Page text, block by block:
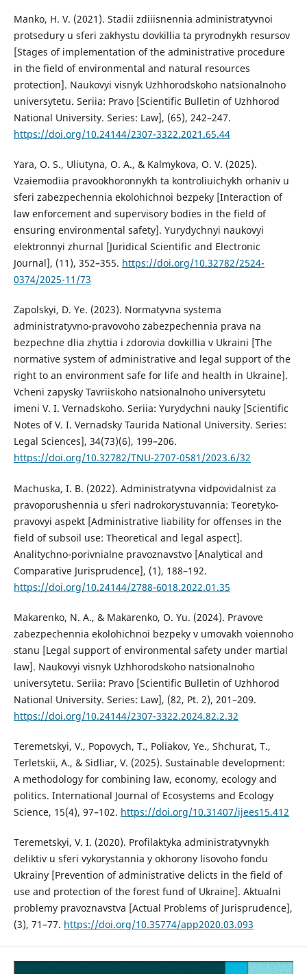
Manko, H. V. (2021). Stadii zdiiisnennia administratyvnoi
protsedury u sferi zakhystu dovkillia ta pryrodnykh resursov
[Stages of implementation of the administrative procedure
in the field of environmental and natural resources
protection]. Naukovyi visnyk Uzhhorodskoho natsionalnoho
universytetu. Seriia: Pravo [Scientific Bulletin of Uzhhorod
National University. Series: Law], (65), 242–247.
https://doi.org/10.24144/2307-3322.2021.65.44
Yara, O. S., Uliutyna, O. A., & Kalmykova, O. V. (2025).
Vzaiemodiia pravookhoronnykh ta kontroliuichykh orhaniv u
sferi zabezpechennia ekolohichnoi bezpeky [Interaction of
law enforcement and supervisory bodies in the field of
ensuring environmental safety]. Yurydychnyi naukovyi
elektronnyi zhurnal [Juridical Scientific and Electronic
Journal], (11), 352–355. https://doi.org/10.32782/2524-
0374/2025-11/73
Zapolskyi, D. Ye. (2023). Normatyvna systema
administratyvno-pravovoho zabezpechennia prava na
bezpechne dlia zhyttia i zdorovia dovkillia v Ukraini [The
normative system of administrative and legal support of the
right to an environment safe for life and health in Ukraine].
Vcheni zapysky Tavriiskoho natsionalnoho universytetu
imeni V. I. Vernadskoho. Seriia: Yurydychni nauky [Scientific
Notes of V. I. Vernadsky Taurida National University. Series:
Legal Sciences], 34(73)(6), 199–206.
https://doi.org/10.32782/TNU-2707-0581/2023.6/32
Machuska, I. B. (2022). Administratyvna vidpovidalnist za
pravoporushennia u sferi nadrokorystuvannia: Teoretyko-
pravovyi aspekt [Administrative liability for offenses in the
field of subsoil use: Theoretical and legal aspect].
Analitychno-porivnialne pravoznavstvo [Analytical and
Comparative Jurisprudence], (1), 188–192.
https://doi.org/10.24144/2788-6018.2022.01.35
Makarenko, N. A., & Makarenko, O. Yu. (2024). Pravove
zabezpechennia ekolohichnoi bezpeky v umovakh voiennoho
stanu [Legal support of environmental safety under martial
law]. Naukovyi visnyk Uzhhorodskoho natsionalnoho
universytetu. Seriia: Pravo [Scientific Bulletin of Uzhhorod
National University. Series: Law], (82, Pt. 2), 201–209.
https://doi.org/10.24144/2307-3322.2024.82.2.32
Teremetskyi, V., Popovych, T., Poliakov, Ye., Shchurat, T.,
Terletskii, A., & Sidliar, V. (2025). Sustainable development:
A methodology for combining law, economy, ecology and
politics. International Journal of Ecosystems and Ecology
Science, 15(4), 97–102. https://doi.org/10.31407/ijees15.412
Teremetskyi, V. I. (2020). Profilaktyka administratyvnykh
deliktiv u sferi vykorystannia y okhorony lisovoho fondu
Ukrainy [Prevention of administrative delicts in the field of
use and protection of the forest fund of Ukraine]. Aktualni
problemy pravoznavstva [Actual Problems of Jurisprudence],
(3), 71–77. https://doi.org/10.35774/app2020.03.093